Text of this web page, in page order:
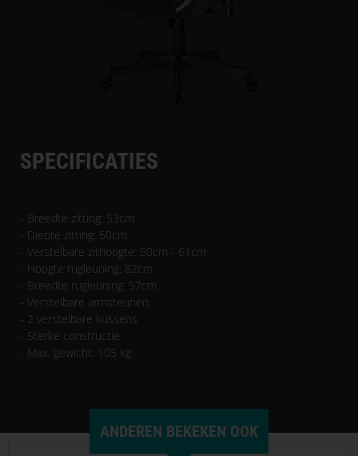
SPECIFICATIES
- Breedte zitting: 53cm
- Diepte zitting: 50cm
- Verstelbare zithoogte: 50cm - 61cm
- Hoogte rugleuning: 82cm
- Breedte rugleuning: 57cm
- Verstelbare armsteunen
- 2 verstelbare kussens
- Sterke constructie
- Max. gewicht: 105 kg
ANDEREN BEKEKEN OOK